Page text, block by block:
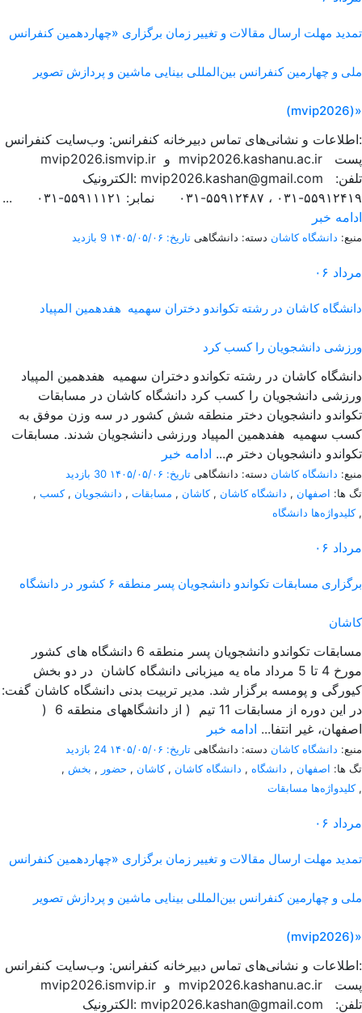
تمدید مهلت ارسال مقالات و تغییر زمان برگزاری «چهاردهمین کنفرانس
ملی و چهارمین کنفرانس بین‌المللی بینایی ماشین و پردازش تصویر
(mvip2026)»
اطلاعات و نشانی‌های تماس دبیرخانه کنفرانس: وب‌سایت کنفرانس:
mvip2026.ismvip.ir و mvip2026.kashanu.ac.ir پست
الکترونیک: mvip2026.kashan@gmail.com تلفن:
۵۵۹۱۲۴۱۹-۰۳۱ ، ۵۵۹۱۲۴۸۷-۰۳۱ نمابر: ۵۵۹۱۱۱۲۱-۰۳۱ ...
ادامه خبر
منبع: دانشگاه کاشان دسته: دانشگاهی تاریخ: ۱۴۰۵/۰۵/۰۶ 9 بازدید
۰۶ مرداد
دانشگاه کاشان در رشته تکواندو دختران سهمیه هفدهمین المپیاد
ورزشی دانشجویان را کسب کرد
دانشگاه کاشان در رشته تکواندو دختران سهمیه هفدهمین المپیاد
ورزشی دانشجویان را کسب کرد دانشگاه کاشان در مسابقات
تکواندو دانشجویان دختر منطقه شش کشور در سه وزن موفق به
کسب سهمیه هفدهمین المپیاد ورزشی دانشجویان شدند. مسابقات
تکواندو دانشجویان دختر م... ادامه خبر
منبع: دانشگاه کاشان دسته: دانشگاهی تاریخ: ۱۴۰۵/۰۵/۰۶
30 بازدید
تگ ها: اصفهان , دانشگاه کاشان ,کاشان , مسابقات , دانشجویان ,کسب ,
کلیدواژه‌ها دانشگاه,
۰۶ مرداد
برگزاری مسابقات تکواندو دانشجویان پسر منطقه ۶ کشور در دانشگاه
کاشان
مسابقات تکواندو دانشجویان پسر منطقه 6 دانشگاه های کشور
مورخ 4 تا 5 مرداد ماه یه میزبانی دانشگاه کاشان در دو بخش
کیورگی و پومسه برگزار شد. مدیر تربیت بدنی دانشگاه کاشان گفت:
در این دوره از مسابقات 11 تیم ( از دانشگاههای منطقه 6 (
اصفهان، غیر انتفا... ادامه خبر
منبع: دانشگاه کاشان دسته: دانشگاهی تاریخ: ۱۴۰۵/۰۵/۰۶
24 بازدید
تگ ها: اصفهان , دانشگاه , دانشگاه کاشان ,کاشان , حضور , بخش ,
کلیدواژه‌ها مسابقات,
۰۶ مرداد
تمدید مهلت ارسال مقالات و تغییر زمان برگزاری «چهاردهمین کنفرانس
ملی و چهارمین کنفرانس بین‌المللی بینایی ماشین و پردازش تصویر
(mvip2026)»
اطلاعات و نشانی‌های تماس دبیرخانه کنفرانس: وب‌سایت کنفرانس:
mvip2026.ismvip.ir و mvip2026.kashanu.ac.ir پست
الکترونیک: mvip2026.kashan@gmail.com تلفن: